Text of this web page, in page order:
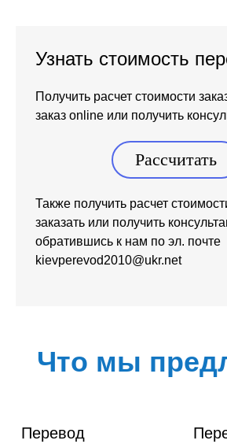
Узнать стоимость
Получить расчет стоимости
заказ online или получить
Рассчитать
Также получить расчет
заказать или получить
обратившись к нам по эл. почте
kievperevod2010@ukr.net
Что мы
Перевод